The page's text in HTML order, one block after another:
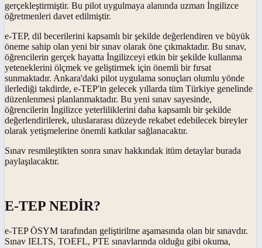
gerçekleştirmiştir. Bu pilot uygulmaya alanında uzman İngilizce
öğretmenleri davet edilmiştir.
e-TEP, dil becerilerini kapsamlı bir şekilde değerlendiren ve büyük
öneme sahip olan yeni bir sınav olarak öne çıkmaktadır. Bu sınav,
öğrencilerin gerçek hayatta İngilizceyi etkin bir şekilde kullanma
yeteneklerini ölçmek ve geliştirmek için önemli bir fırsat
sunmaktadır. Ankara'daki pilot uygulama sonuçları olumlu yönde
ilerlediği takdirde, e-TEP'in gelecek yıllarda tüm Türkiye genelinde
düzenlenmesi planlanmaktadır. Bu yeni sınav sayesinde,
öğrencilerin İngilizce yeterliliklerini daha kapsamlı bir şekilde
değerlendirilerek, uluslararası düzeyde rekabet edebilecek bireyler
olarak yetişmelerine önemli katkılar sağlanacaktır.
Sınav resmileştikten sonra sınav hakkındak itüm detaylar burada
paylaşılacaktır.
E-TEP NEDİR?
e-TEP ÖSYM tarafından geliştirilme aşamasında olan bir sınavdır.
Sınav IELTS, TOEFL, PTE sınavlarında olduğu gibi okuma,